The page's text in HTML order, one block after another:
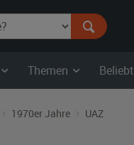
Themen Beliebt
1970er Jahre UAZ